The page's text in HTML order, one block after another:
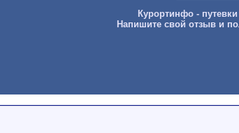
Курортинфо -
Напишите свой отзыв и